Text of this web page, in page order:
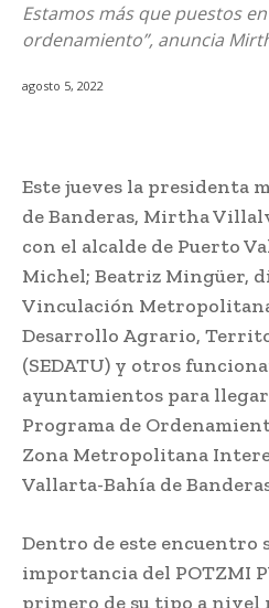
Estamos más que puestos
ordenamiento”, anuncia
agosto 5, 2022
Este jueves la presidenta
de Banderas, Mirtha
con el alcalde de Puerto
Michel; Beatriz Mingüer,
Vinculación
Desarrollo Agrario,
(SEDATU) y otros
ayuntamientos para llegar
Programa de
Zona Metropolitana
Vallarta-Bahía de
Dentro de este encuentro
importancia del POTZMI
primero de su tipo a nivel